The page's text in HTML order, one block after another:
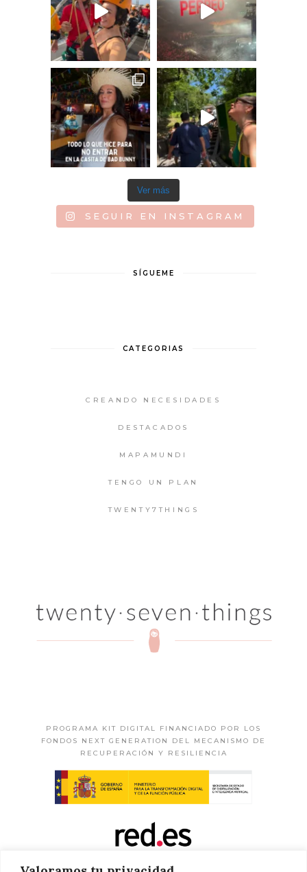
Ver más
SEGUIR EN INSTAGRAM
SÍGUEME
CATEGORIAS
CREANDO NECESIDADES
DESTACADOS
MAPAMUNDI
TENGO UN PLAN
TWENTY7THINGS
PROGRAMA KIT DIGITAL FINANCIADO POR LOS
FONDOS NEXT GENERATION DEL MECANISMO DE
RECUPERACIÓN Y RESILIENCIA